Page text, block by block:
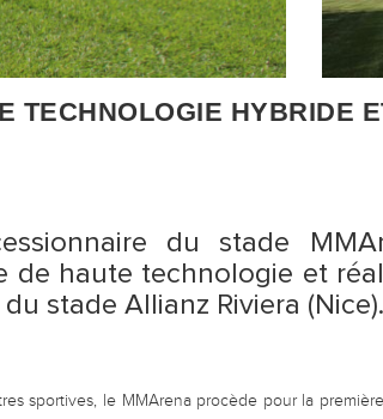
TECHNOLOGIE HYBRIDE
du stade
de haute technologie et
stade Allianz Riviera (Nice).
sportives, le MMArena procède pour la